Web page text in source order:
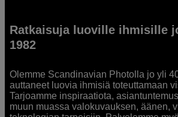
Ratkaisuja luoville ihmisille
1982
Olemme Scandinavian Photolla jo yli
auttaneet luovia ihmisiä toteuttamaan
Tarjoamme inspiraatiota,
muun muassa valokuvauksen, äänen,